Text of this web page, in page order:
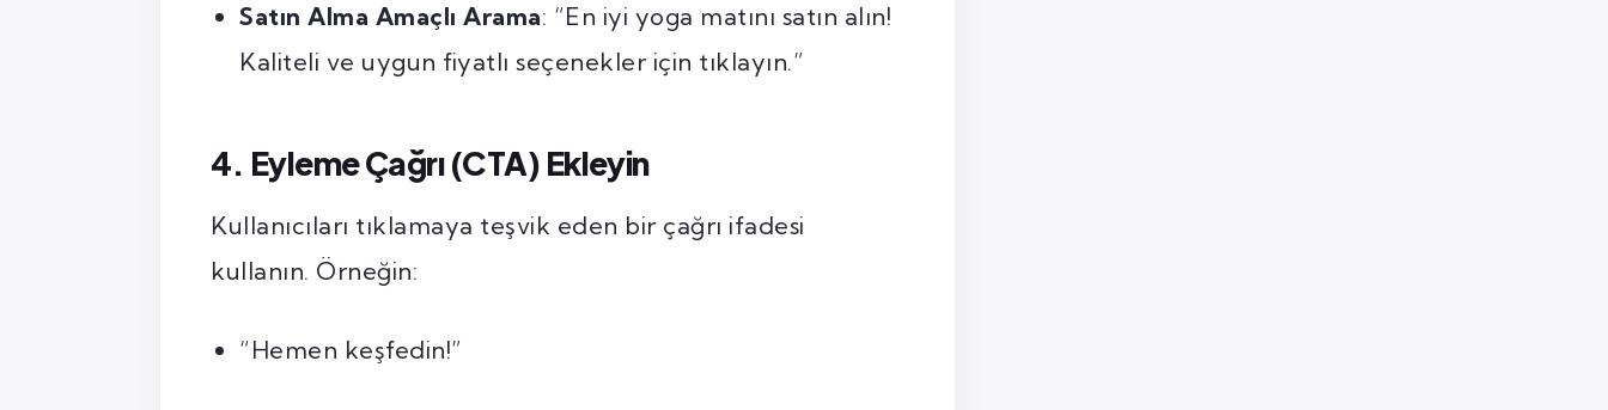
Satın Alma Amaçlı Arama: “En iyi yoga matını satın alın!
Kaliteli ve uygun fiyatlı seçenekler için tıklayın.”
4. Eyleme Çağrı (CTA) Ekleyin
Kullanıcıları tıklamaya teşvik eden bir çağrı ifadesi
kullanın. Örneğin:
“Hemen keşfedin!”